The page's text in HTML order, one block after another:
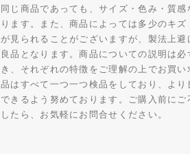
同じ商品であっても、サイズ・色み・質
ります。また、商品によっては多少のキズ
が見られることがございますが、製法上
良品となります。商品についての説明は
き、それぞれの特徴をご理解の上でお買
品はすべて一つ一つ検品をしており、より
できるよう努めております。ご購入前にご
したら、お気軽にお問合せください。